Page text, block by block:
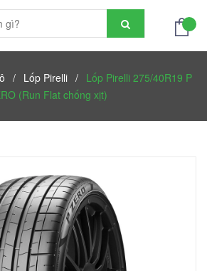
/ Lốp Pirelli / Lốp Pirelli 275/40R19 P
(Run Flat chống xịt)